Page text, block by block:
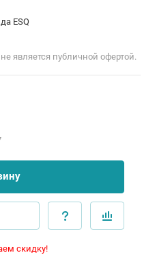
ESQ
является публичной офертой.
скидку!